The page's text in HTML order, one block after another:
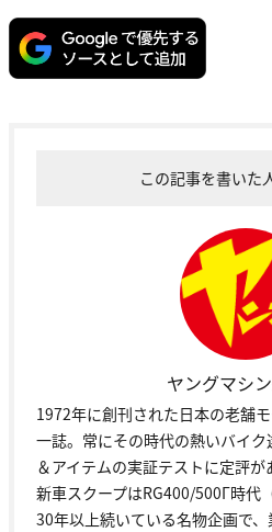
この記事を書いた
ヤングマシ
1972年に創刊された日本の老舗
一誌。常にその時代の熱いバイ
＆アイテムの実証テストに定評
新車スクープはRG400/500Γ時代
30年以上続いている名物企画で